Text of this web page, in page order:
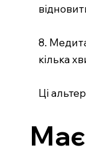
8.
кілька
Ці